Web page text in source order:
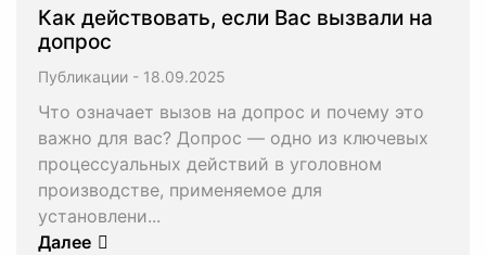
Как действовать, если Вас вызвали на
допрос
Публикации -
Что означает вызов на допрос и почему это
важно для вас? Допрос — одно из ключевых
процессуальных действий в уголовном
производстве, применяемое для
установлени...
Далее